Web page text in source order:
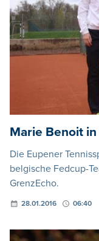
Marie Benoit
Die Eupener
belgische Fedcup-
GrenzEcho.
28.01.2016 06:40